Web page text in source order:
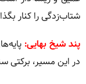
شتاب‌زدگی را کنار
پند شیخ بهایی:
در این مسیر، برکتی